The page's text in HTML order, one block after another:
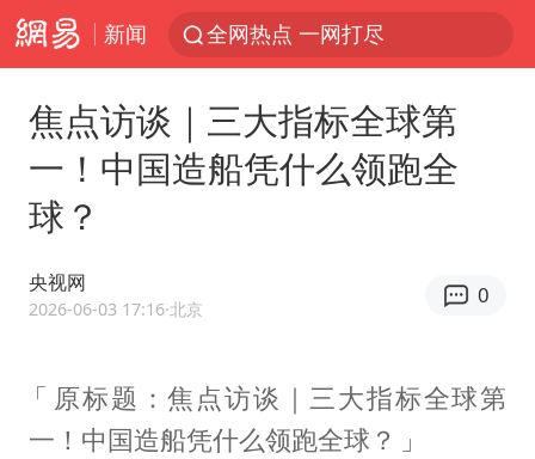
新闻 全网热点 一网打尽
焦点访谈｜三大指标全球第
一！中国造船凭什么领跑全
球？
央视网
2026-06-03 17:16·北京
0
原标题：焦点访谈｜三大指标全球第
一！中国造船凭什么领跑全球？